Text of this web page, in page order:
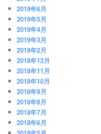
2019年6月
2019年5月
2019年4月
2019年3月
2019年2月
2018年12月
2018年11月
2018年10月
2018年9月
2018年8月
2018年7月
2018年6月